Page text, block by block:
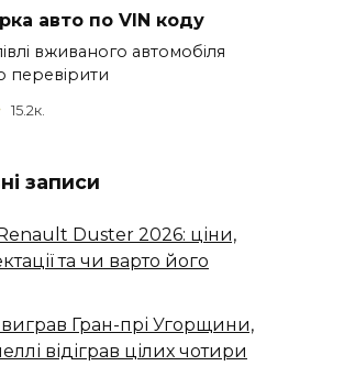
авто по VIN коду
вживаного автомобіля
перевірити
15.2к.
записи
Duster 2026: ціни,
та чи варто його
Гран-прі Угорщини,
відіграв цілих чотири